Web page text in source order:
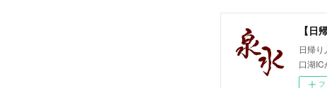
【日
日帰
口湖IC